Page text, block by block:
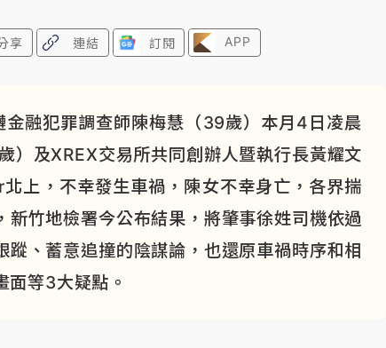
享 連結 訂閱 APP
金融犯罪調查師陳梅慧（39歲）本月4日凌晨
）及XREX交易所共同創辦人暨執行長黃耀文
上，不幸發生車禍，陳女不幸身亡，各界揣
竹地檢署今公布結果，將肇事徐姓司機依過
、蓄意追撞的陰謀論，也還原車禍時序和相
面等3大疑點。